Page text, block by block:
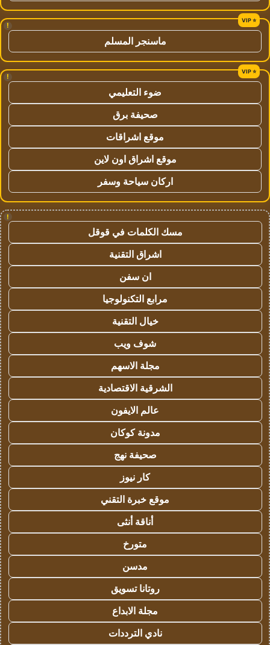
!
ماسنجر المسلم
!
ضوء التعليمي
صحيفة برق
موقع اشراقات
موقع اشراق اون لاين
اركان سياحة وسفر
!
مسك الكلمات في قوقل
اشراق التقنية
ان سفن
مرابع التكنولوجيا
خيال التقنية
شوف ويب
مجلة الاسهم
الشرقية الاقتصادية
عالم الايفون
مدونة كوكان
صحيفة نهج
كار نيوز
موقع خبرة التقني
أناقة أنثى
متورخ
مدسن
روتانا تسويق
مجلة الابداع
نادي الترددات